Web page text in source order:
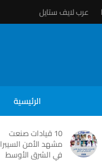
عرب لايف ستايل
الرئيسية
10 قيادات صنعت
مشهد الأمن
في الشرق الأوسط